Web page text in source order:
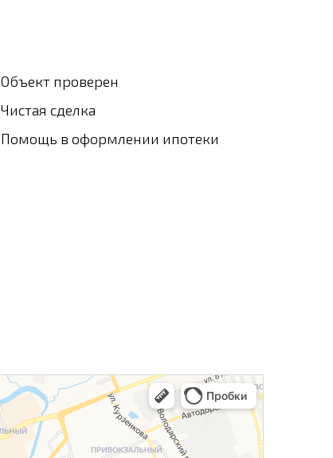
Объект проверен
Чистая сделка
Помощь в оформлении ипотеки